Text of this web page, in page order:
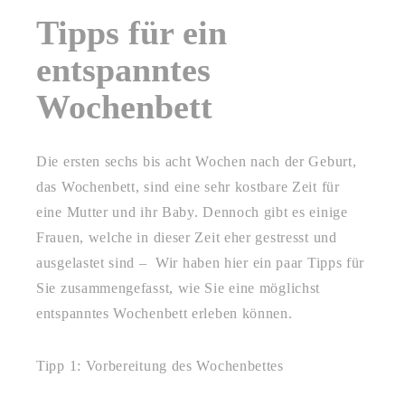
Tipps für ein
entspanntes
Wochenbett
Die ersten sechs bis acht Wochen nach der Geburt,
das Wochenbett, sind eine sehr kostbare Zeit für
eine Mutter und ihr Baby. Dennoch gibt es einige
Frauen, welche in dieser Zeit eher gestresst und
ausgelastet sind – Wir haben hier ein paar Tipps für
Sie zusammengefasst, wie Sie eine möglichst
entspanntes Wochenbett erleben können.
Tipp 1: Vorbereitung des Wochenbettes